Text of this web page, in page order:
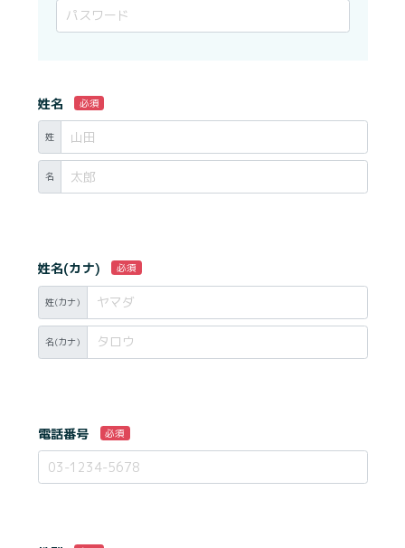
姓名 必須
姓
名
姓名(カナ) 必須
姓(カナ)
名(カナ)
電話番号 必須